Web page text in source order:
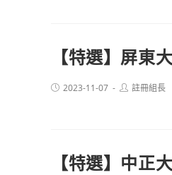
【特選】屏東
Post2023-11-07
Post註冊組長
【特選】中正